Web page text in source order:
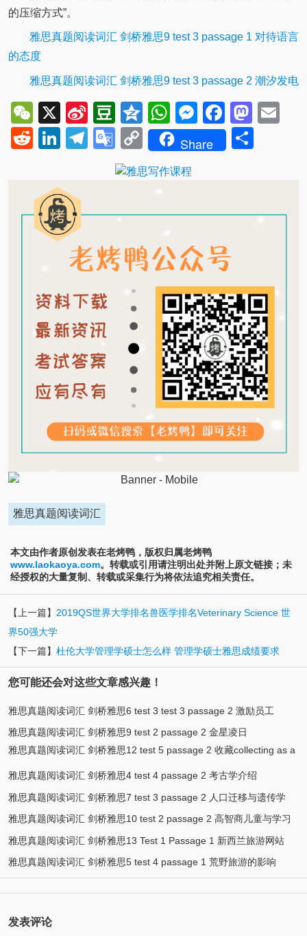
的压缩方式”。
雅思真题阅读词汇 剑桥雅思9 test 3 passage 1 对待语言
的态度
雅思真题阅读词汇 剑桥雅思9 test 3 passage 2 潮汐发电
WeChat
X
Sina
Weibo
Douban
QzoneWhatsApp
Messenger
RedditLinkedIn
Telegram
Google
Translate
Copy
Link
Share
雅思真题阅读词汇
本文由作者原创发表在老烤鸭，版权归属老烤鸭
www.laokaoya.com。转载或引用请注明出处并附上原文链接；未
经授权的大量复制、转载或采集行为将依法追究相关责任。
【上一篇】 2019QS世界大学排名兽医学排名Veterinary Science 世
界50强大学
【下一篇】 杜伦大学管理学硕士怎么样 管理学硕士雅思成绩要求
您可能还会对这些文章感兴趣！
雅思真题阅读词汇 剑桥雅思6 test 3 test 3 passage 2 激励员工
雅思真题阅读词汇 剑桥雅思9 test 2 passage 2 金星凌日
雅思真题阅读词汇 剑桥雅思12 test 5 passage 2 收藏collecting as a
hobby
雅思真题阅读词汇 剑桥雅思4 test 4 passage 2 考古学介绍
雅思真题阅读词汇 剑桥雅思7 test 3 passage 2 人口迁移与遗传学
雅思真题阅读词汇 剑桥雅思10 test 2 passage 2 高智商儿童与学习
雅思真题阅读词汇 剑桥雅思13 Test 1 Passage 1 新西兰旅游网站
雅思真题阅读词汇 剑桥雅思5 test 4 passage 1 荒野旅游的影响
发表评论